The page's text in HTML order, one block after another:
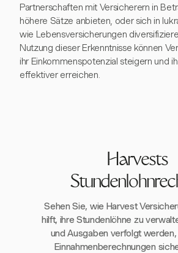
Partnerschaften mit Versicherern in
höhere Sätze anbieten, oder sich in
wie Lebensversicherungen
Nutzung dieser Erkenntnisse können
ihr Einkommenspotenzial steigern und
effektiver erreichen.
Harvests
Sehen Sie, wie Harvest
hilft, ihre Stundenlöhne zu
und Ausgaben verfolgt
Einnahmenberechnungen